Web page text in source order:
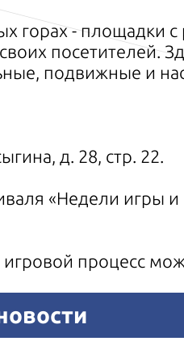
горах - площадки
посетителей.
подвижные и
д. 28, стр. 22.
«Недели игры
игровой процесс